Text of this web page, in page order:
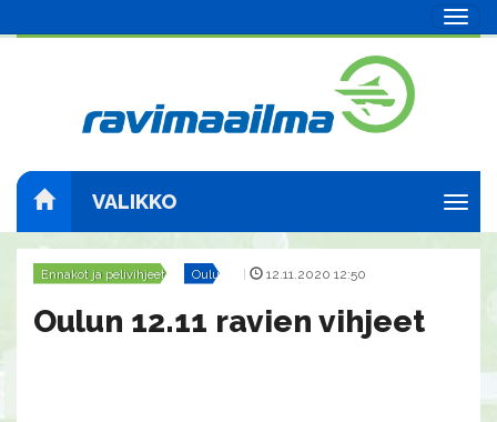
VALIKKO
Ennakot ja pelivihjeet Oulu 12.11.2020 12:50
Oulun 12.11 ravien vihjeet